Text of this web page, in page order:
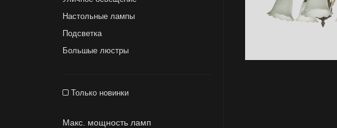
Настольные лампы
Подсветка
Большые люстры
Только новинки
Макс. мощность ламп